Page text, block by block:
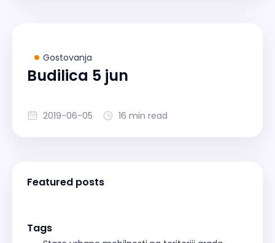
Gostovanja
Budilica 5 jun
2019-06-05 16 min read
Featured posts
Tags